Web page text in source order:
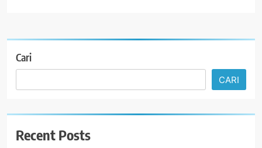
Cari
CARI
Recent Posts